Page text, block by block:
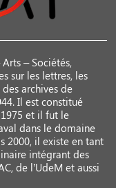
– Sociétés,
sur les lettres, les
archives de
Il est constitué
et il fut le
dans le domaine
2000, il existe en tant
intégrant des
de l’UdeM et aussi